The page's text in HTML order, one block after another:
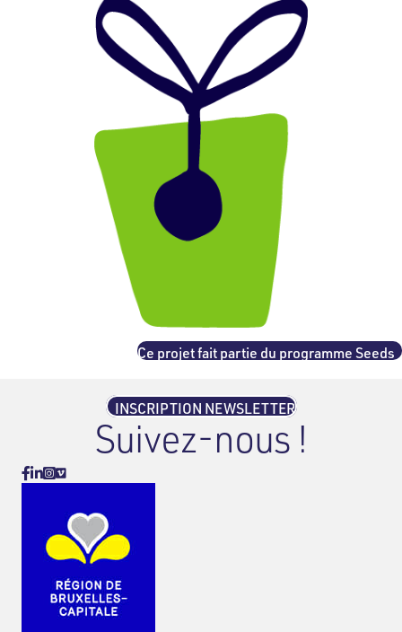
Ce projet fait partie du programme Seeds
INSCRIPTION NEWSLETTER
Suivez-nous !
Facebook
Linkedin
Instagram
Vimeo